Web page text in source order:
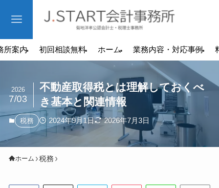
所案内 初回相談無料 ホーム 業務内容・対応事例
不動産取得税とは理解しておくべ
き基本と関連情報
2026
7/03
税務 2024年9月1日 2026年7月3日
ホーム 税務